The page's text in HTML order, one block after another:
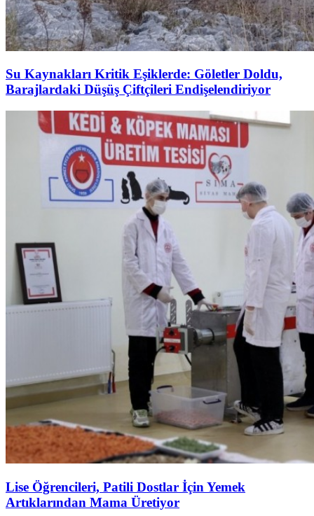
Su Kaynakları Kritik Eşiklerde: Göletler Doldu,
Barajlardaki Düşüş Çiftçileri Endişelendiriyor
Lise Öğrencileri, Patili Dostlar İçin Yemek
Artıklarından Mama Üretiyor